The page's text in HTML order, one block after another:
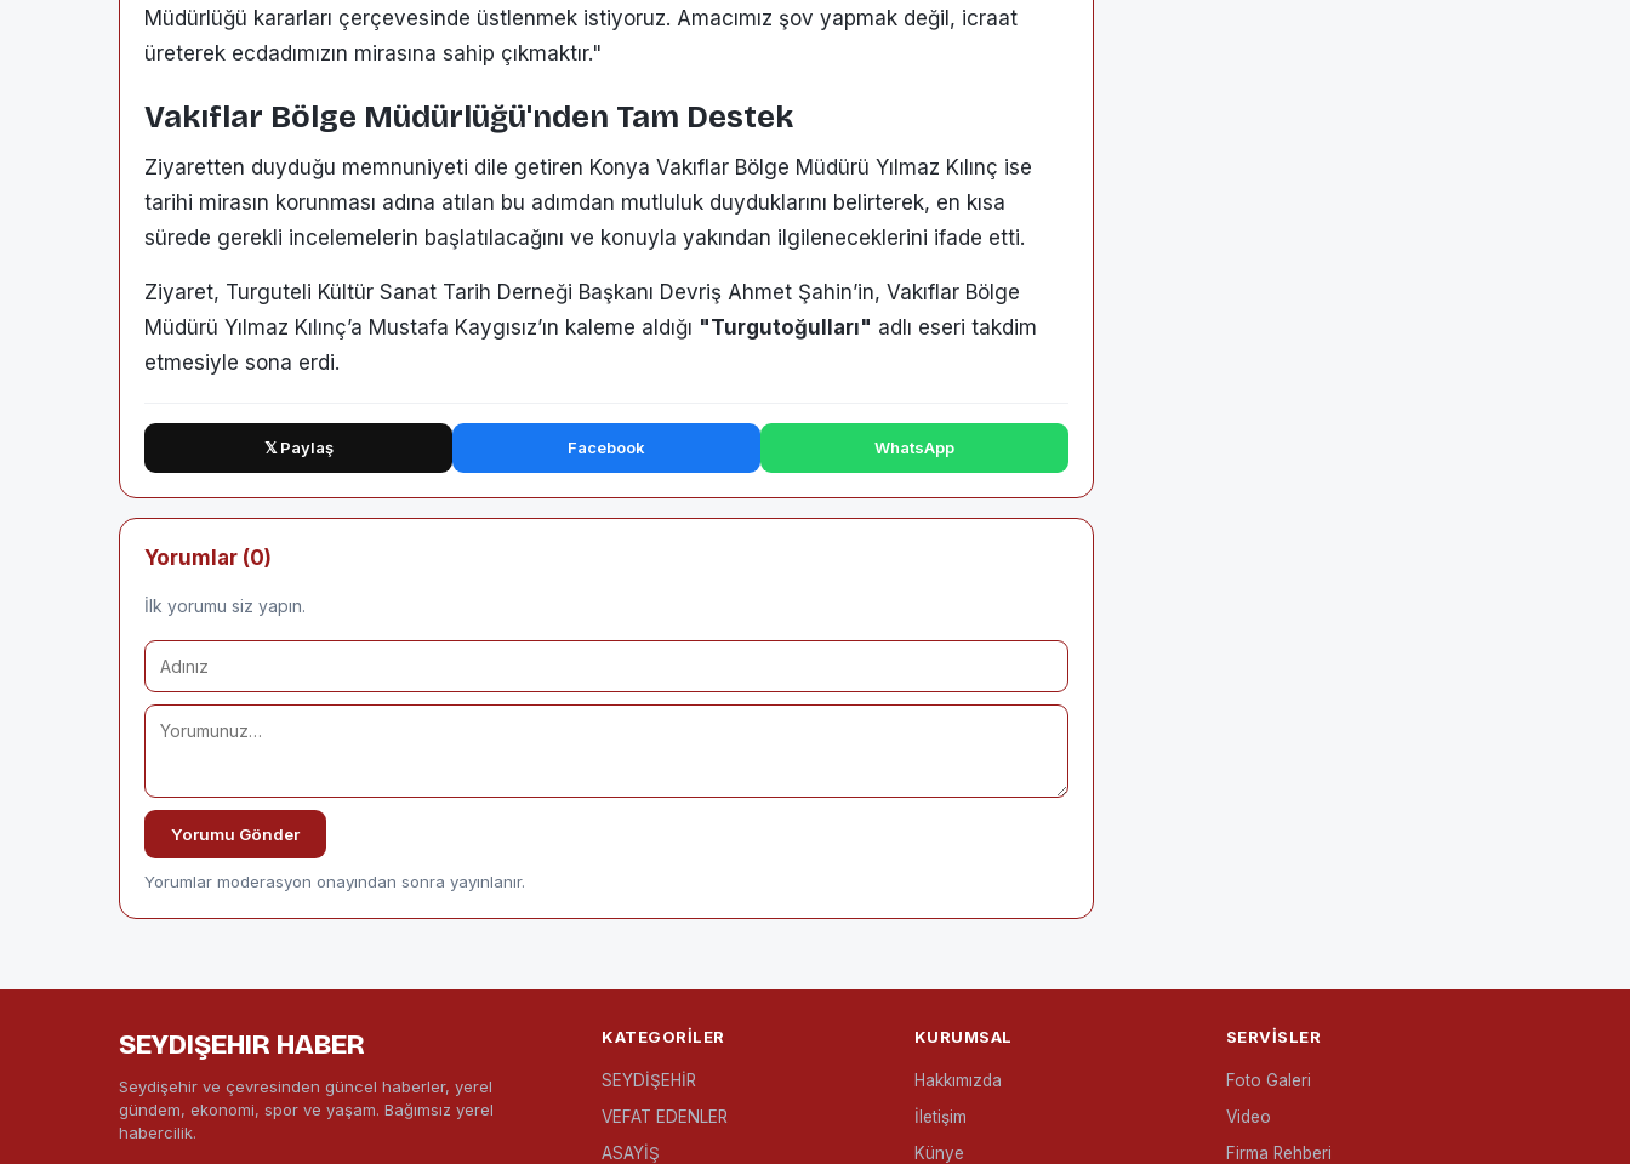
Müdürlüğü kararları çerçevesinde üstlenmek istiyoruz. Amacımız şov yapmak değil, icraat
üreterek ecdadımızın mirasına sahip çıkmaktır."
Vakıflar Bölge Müdürlüğü'nden Tam Destek
Ziyaretten duyduğu memnuniyeti dile getiren Konya Vakıflar Bölge Müdürü Yılmaz Kılınç ise
tarihi mirasın korunması adına atılan bu adımdan mutluluk duyduklarını belirterek, en kısa
sürede gerekli incelemelerin başlatılacağını ve konuyla yakından ilgileneceklerini ifade etti.
Ziyaret, Turguteli Kültür Sanat Tarih Derneği Başkanı Devriş Ahmet Şahin’in, Vakıflar Bölge
Müdürü Yılmaz Kılınç’a Mustafa Kaygısız’ın kaleme aldığı "Turgutoğulları" adlı eseri takdim
etmesiyle sona erdi.
𝕏 Paylaş Facebook WhatsApp
Yorumlar (0)
İlk yorumu siz yapın.
Yorumu Gönder
Yorumlar moderasyon onayından sonra yayınlanır.
SEYDIŞEHIR HABER
Seydişehir ve çevresinden güncel haberler, yerel
gündem, ekonomi, spor ve yaşam. Bağımsız yerel
habercilik.
KATEGORILER
SEYDİŞEHİR
VEFAT EDENLER
ASAYİŞ
KURUMSAL
Hakkımızda
İletişim
Künye
SERVISLER
Foto Galeri
Video
Firma Rehberi